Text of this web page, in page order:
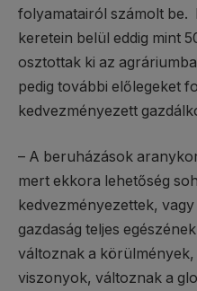
folyamatairól számolt be.
keretein belül eddig mint
osztottak ki az
pedig további előlegeket
kedvezményezett
– A beruházások
mert ekkora lehetőség
kedvezményezettek,
gazdaság teljes
változnak a
viszonyok, változnak a